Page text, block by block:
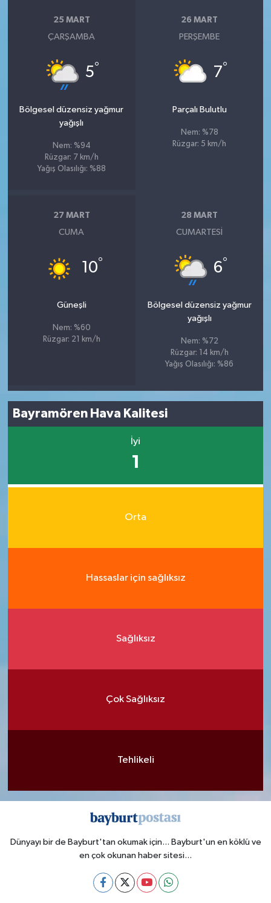
25 MART
ÇARŞAMBA
5°
Bölgesel düzensiz yağmur
yağışlı
Nem: %94
Rüzgar: 7 km/h
Yağış Olasılığı: %88
26 MART
PERŞEMBE
7°
Parçalı Bulutlu
Nem: %78
Rüzgar: 5 km/h
27 MART
CUMA
10°
Güneşli
Nem: %60
Rüzgar: 21 km/h
28 MART
CUMARTESI
6°
Bölgesel düzensiz yağmur
yağışlı
Nem: %72
Rüzgar: 14 km/h
Yağış Olasılığı: %86
Bayramören Hava Kalitesi
İyi
1
Orta
Hassaslar için sağlıksız
Sağlıksız
Çok Sağlıksız
Tehlikeli
Dünyayı bir de Bayburt'tan okumak için... Bayburt'un en köklü ve
en çok okunan haber sitesi...